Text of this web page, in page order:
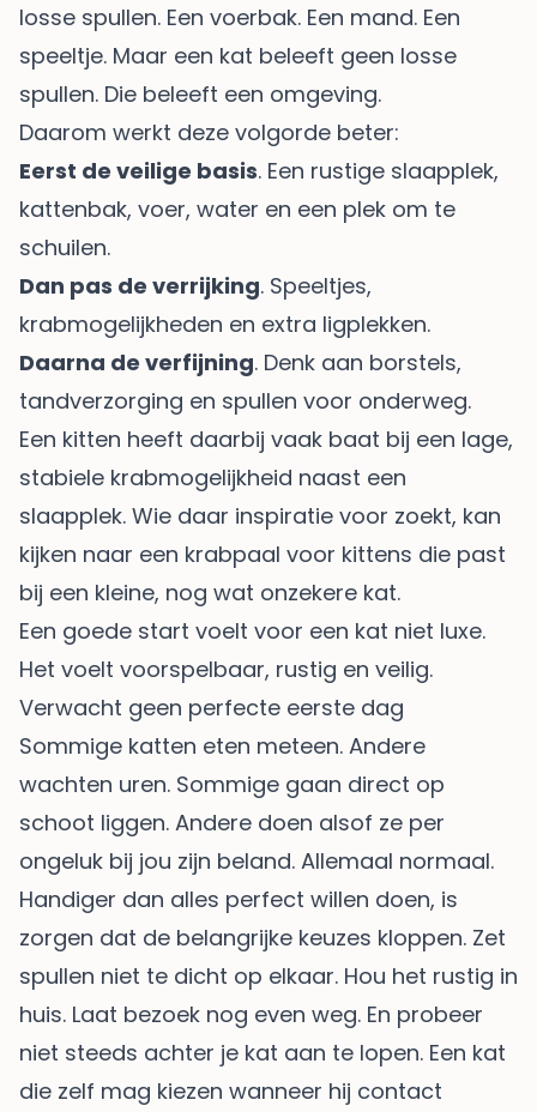
losse spullen. Een voerbak. Een mand. Een
speeltje. Maar een kat beleeft geen losse
spullen. Die beleeft een omgeving.
Daarom werkt deze volgorde beter:
Eerst de veilige basis. Een rustige slaapplek,
kattenbak, voer, water en een plek om te
schuilen.
Dan pas de verrijking. Speeltjes,
krabmogelijkheden en extra ligplekken.
Daarna de verfijning. Denk aan borstels,
tandverzorging en spullen voor onderweg.
Een kitten heeft daarbij vaak baat bij een lage,
stabiele krabmogelijkheid naast een
slaapplek. Wie daar inspiratie voor zoekt, kan
kijken naar een krabpaal voor kittens die past
bij een kleine, nog wat onzekere kat.
Een goede start voelt voor een kat niet luxe.
Het voelt voorspelbaar, rustig en veilig.
Verwacht geen perfecte eerste dag
Sommige katten eten meteen. Andere
wachten uren. Sommige gaan direct op
schoot liggen. Andere doen alsof ze per
ongeluk bij jou zijn beland. Allemaal normaal.
Handiger dan alles perfect willen doen, is
zorgen dat de belangrijke keuzes kloppen. Zet
spullen niet te dicht op elkaar. Hou het rustig in
huis. Laat bezoek nog even weg. En probeer
niet steeds achter je kat aan te lopen. Een kat
die zelf mag kiezen wanneer hij contact